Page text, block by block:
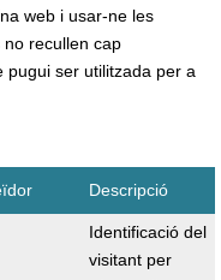
web i usar-ne les
no recullen cap
pugui ser utilitzada per a
Descripció
Identificació del
visitant per